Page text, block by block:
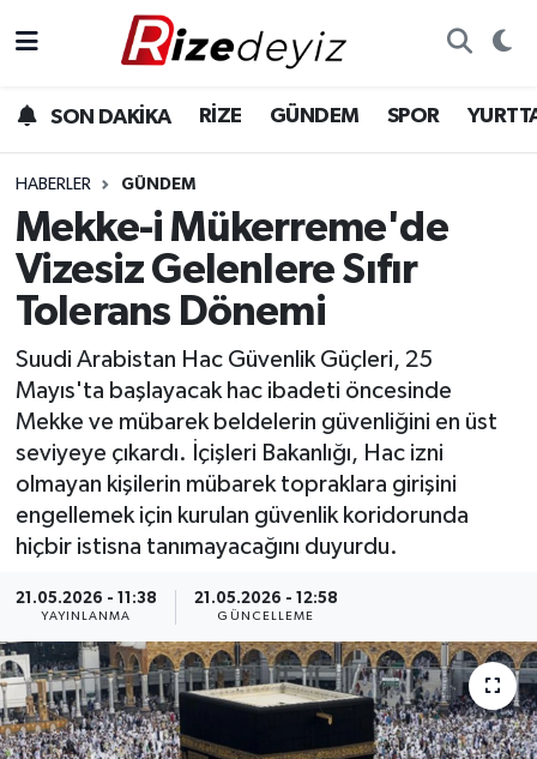
SON DAKİKA RİZE GÜNDEM SPOR
HABERLER GÜNDEM
Mekke-i Mükerreme'de
Vizesiz Gelenlere Sıfır
Tolerans Dönemi
Suudi Arabistan Hac Güvenlik Güçleri, 25
Mayıs'ta başlayacak hac ibadeti öncesinde
Mekke ve mübarek beldelerin güvenliğini en üst
seviyeye çıkardı. İçişleri Bakanlığı, Hac izni
olmayan kişilerin mübarek topraklara girişini
engellemek için kurulan güvenlik koridorunda
hiçbir istisna tanımayacağını duyurdu.
21.05.2026 - 11:38
YAYINLANMA
21.05.2026 - 12:58
GÜNCELLEME
Gündem
Yurttan Haberler
Ekonomi
Sağlık
Rize Hava Durumu
Rize Trafik Yoğunluk Haritası
Süper Lig Puan Durumu ve Fikstür
Son Dakika Haberleri
Haber Arşivi